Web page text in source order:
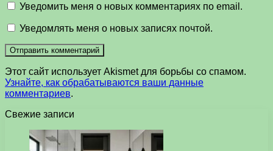
Уведомить меня о новых комментариях по email.
Уведомлять меня о новых записях почтой.
Этот сайт использует Akismet для борьбы со спамом.
Узнайте, как обрабатываются ваши данные
комментариев.
Свежие записи